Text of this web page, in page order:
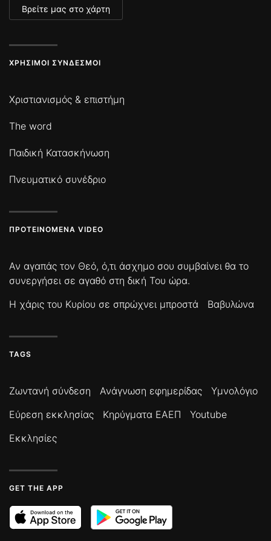
Βρείτε μας στο χάρτη
ΧΡΉΣΙΜΟΙ ΣΎΝΔΕΣΜΟΙ
Χριστιανισμός & επιστήμη
The word
Παιδική Κατασκήνωση
Πνευματικό συνέδριο
ΠΡΟΤΕΙΝΌΜΕΝΑ VIDEO
Αν αγαπάς τον Θεό, ό,τι άσχημο σου συμβαίνει θα το
συνεργήσει σε αγαθό στη δική Του ώρα.
Η χάρις του Κυρίου σε σπρώχνει μπροστά
Βαβυλώνα
TAGS
Ζωντανή σύνδεση Ανάγνωση εφημερίδας
Υμνολόγιο
Εύρεση εκκλησίας
Κηρύγματα ΕΑΕΠ
Youtube
Εκκλησίες
GET THE APP